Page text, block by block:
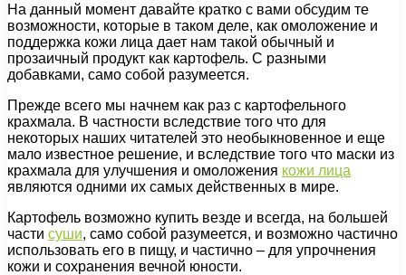
На данный момент давайте кратко с вами обсудим те
возможности, которые в таком деле, как омоложение и
поддержка кожи лица дает нам такой обычный и
прозаичный продукт как картофель. С разными
добавками, само собой разумеется.
Прежде всего мы начнем как раз с картофельного
крахмала. В частности вследствие того что для
некоторых наших читателей это необыкновенное и еще
мало известное решение, и вследствие того что маски из
крахмала для улучшения и омоложения кожи лица
являются одними их самых действенных в мире.
Картофель возможно купить везде и всегда, на большей
части суши, само собой разумеется, и возможно частично
использовать его в пищу, и частично – для упрочнения
кожи и сохранения вечной юности.